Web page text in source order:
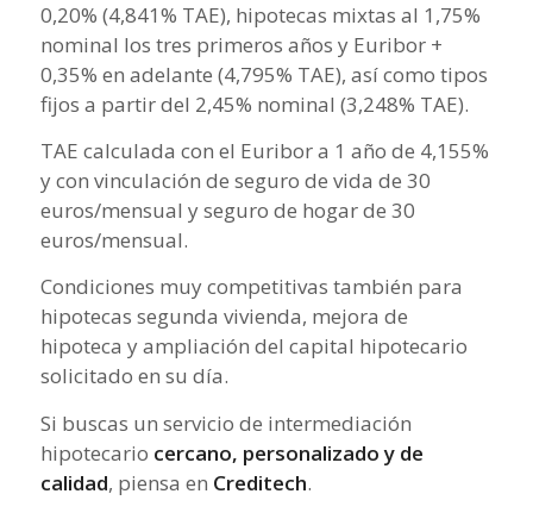
0,20% (4,841% TAE), hipotecas mixtas al 1,75%
nominal los tres primeros años y Euribor +
0,35% en adelante (4,795% TAE), así como tipos
fijos a partir del 2,45% nominal (3,248% TAE).
TAE calculada con el Euribor a 1 año de 4,155%
y con vinculación de seguro de vida de 30
euros/mensual y seguro de hogar de 30
euros/mensual.
Condiciones muy competitivas también para
hipotecas segunda vivienda, mejora de
hipoteca y ampliación del capital hipotecario
solicitado en su día.
Si buscas un servicio de intermediación
hipotecario cercano, personalizado y de
calidad, piensa en Creditech.